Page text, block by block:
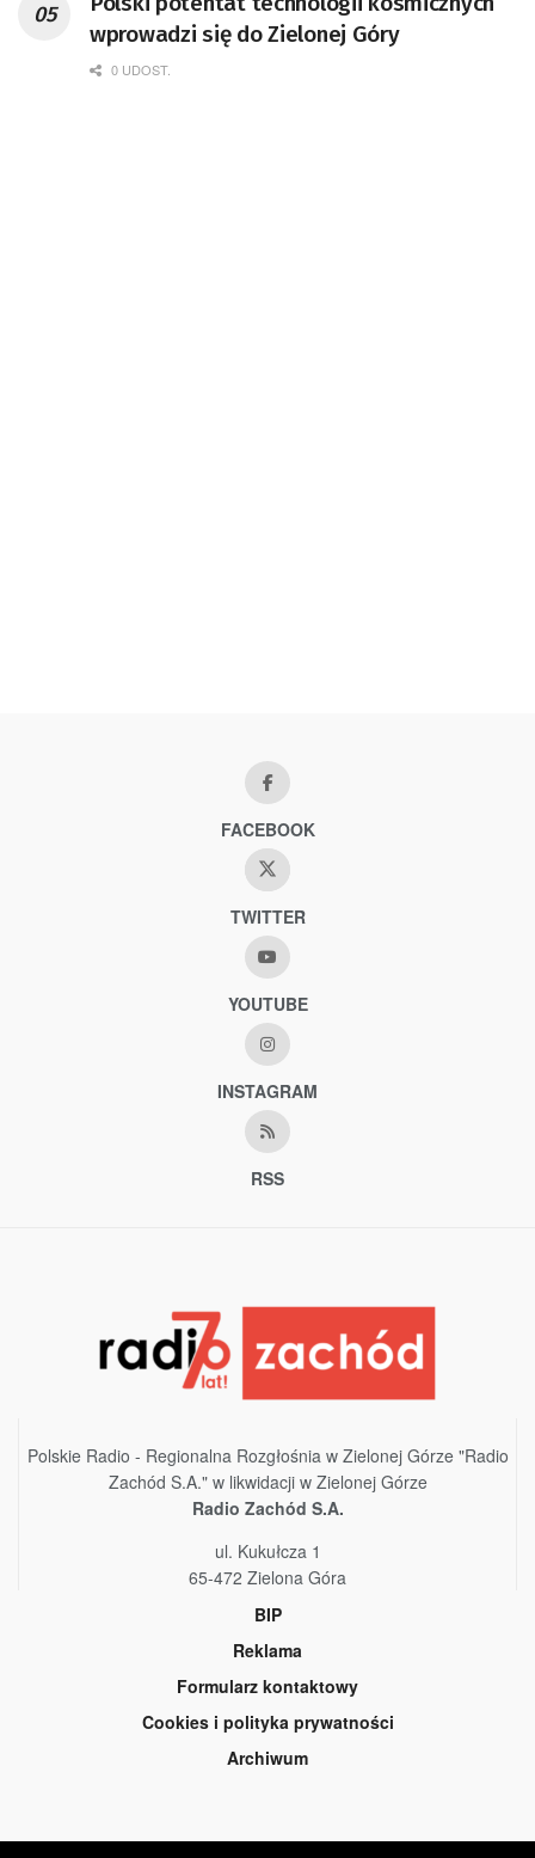
wprowadzi się do Zielonej Góry
0 UDOST.
FACEBOOK
TWITTER
YOUTUBE
INSTAGRAM
RSS
Polskie Radio - Regionalna Rozgłośnia w Zielonej Górze "Radio
Zachód S.A." w likwidacji w Zielonej Górze
Radio Zachód S.A.
ul. Kukułcza 1
65-472 Zielona Góra
BIP
Reklama
Formularz kontaktowy
Cookies i polityka prywatności
Archiwum